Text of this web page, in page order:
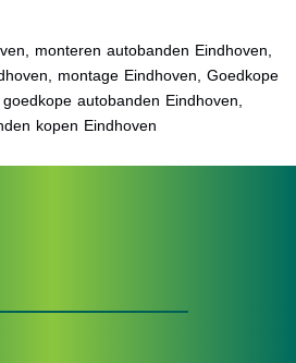
monteren autobanden Eindhoven,
montage Eindhoven, Goedkope
autobanden Eindhoven,
kopen Eindhoven